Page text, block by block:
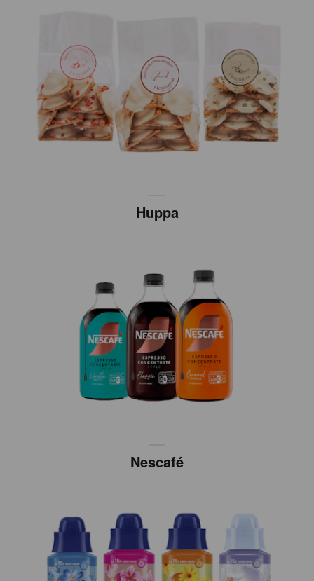
Huppa
Nescafé